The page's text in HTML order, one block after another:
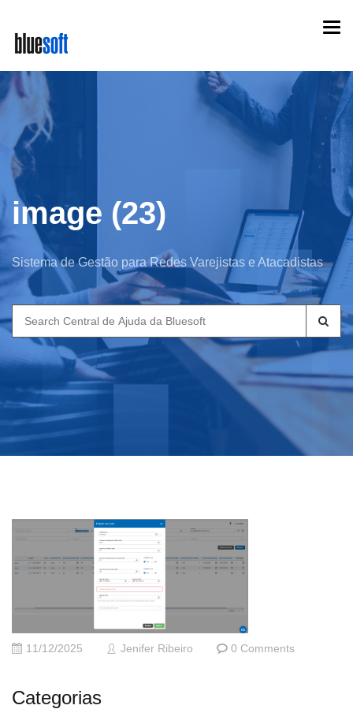
main
content
image (23)
Sistema de Gestão para Redes Varejistas e Atacadistas
Search
for:
11/12/2025 Jenifer Ribeiro 0 Comments
Categorias